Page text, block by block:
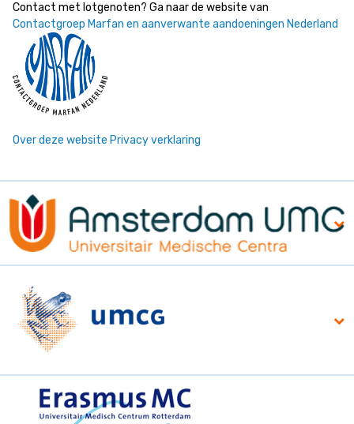
Contact met lotgenoten? Ga naar de website van
Contactgroep Marfan en aanverwante aandoeningen Nederland
Over deze website Privacy verklaring